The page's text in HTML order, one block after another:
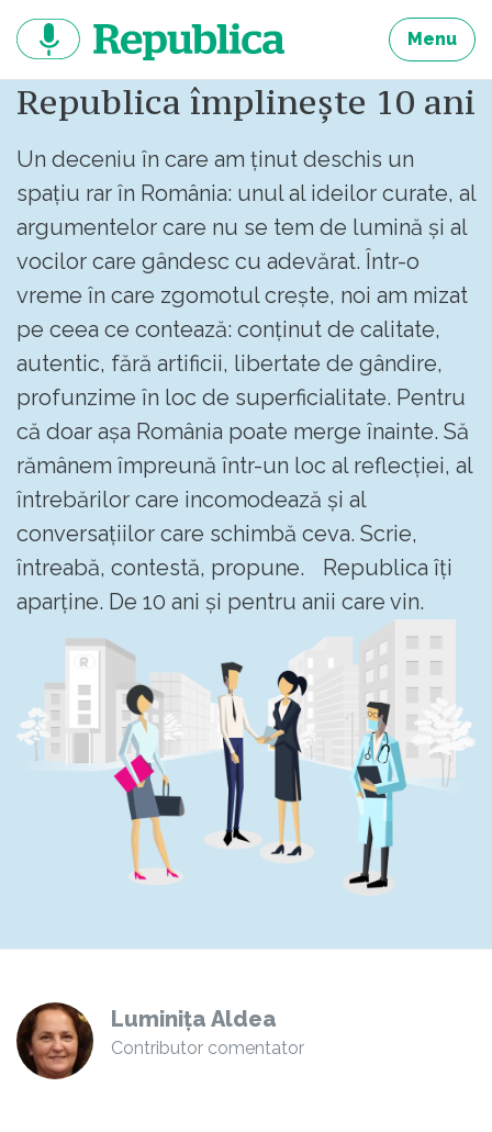
continut
Menu
Republica împlinește 10 ani
Un deceniu în care am ținut deschis un
spațiu rar în România: unul al ideilor curate, al
argumentelor care nu se tem de lumină și al
vocilor care gândesc cu adevărat. Într-o
vreme în care zgomotul crește, noi am mizat
pe ceea ce contează: conținut de calitate,
autentic, fără artificii, libertate de gândire,
profunzime în loc de superficialitate. Pentru
că doar așa România poate merge înainte. Să
rămânem împreună într-un loc al reflecției, al
întrebărilor care incomodează și al
conversațiilor care schimbă ceva. Scrie,
întreabă, contestă, propune. Republica îți
aparține. De 10 ani și pentru anii care vin.
Luminița Aldea
Contributor comentator